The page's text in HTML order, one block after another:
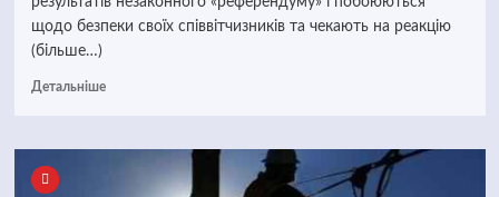
щодо безпеки своїх співвітчизників та чекають на реакцію
(більше…)
Детальніше